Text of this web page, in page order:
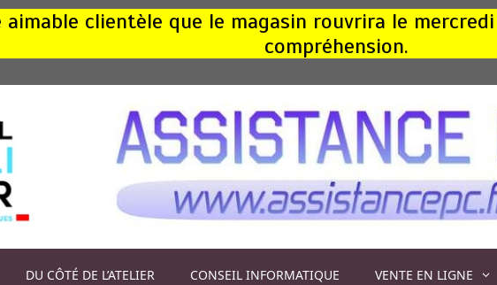
clientèle que le magasin rouvrira le
compréhension.
DU CÔTÉ DE L’ATELIER CONSEIL INFORMATIQUE VENTE EN LIGNE